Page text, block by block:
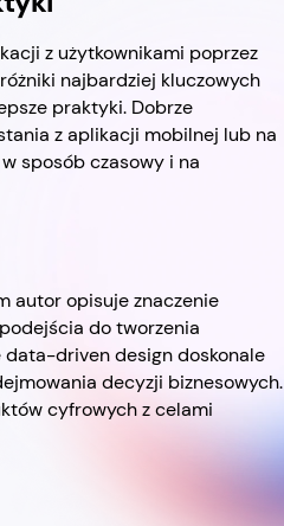
z użytkownikami poprzez
najbardziej kluczowych
praktyki. Dobrze
z aplikacji mobilnej lub na
sposób czasowy i na
autor opisuje znaczenie
do tworzenia
data-driven design doskonale
decyzji biznesowych.
cyfrowych z celami